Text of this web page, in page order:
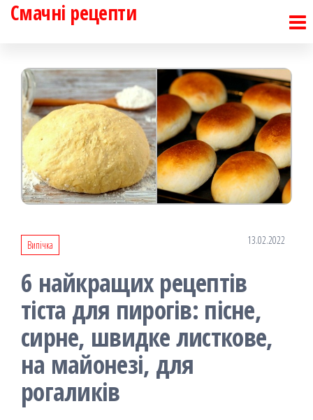
Перейти
Смачні рецепти
Випічка 13.02.2022
6 найкращих рецептів
тіста для пирогів: пісне,
сирне, швидке листкове,
на майонезі, для
рогаликів